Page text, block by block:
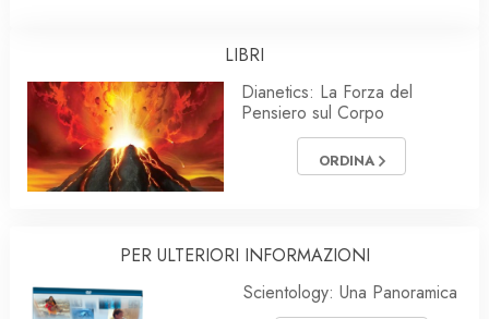
LIBRI
Dianetics: La Forza del
Pensiero sul Corpo
ORDINA
PER ULTERIORI INFORMAZIONI
Scientology: Una Panoramica